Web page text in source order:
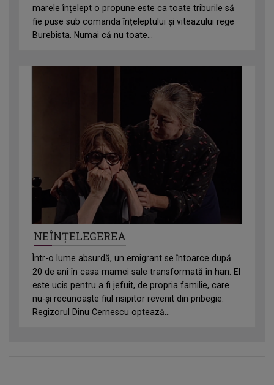
marele înțelept o propune este ca toate triburile să
fie puse sub comanda înțeleptului și viteazului rege
Burebista. Numai că nu toate...
NEÎNȚELEGEREA
Într-o lume absurdă, un emigrant se întoarce după
20 de ani în casa mamei sale transformată în han. El
este ucis pentru a fi jefuit, de propria familie, care
nu-și recunoaște fiul risipitor revenit din pribegie.
Regizorul Dinu Cernescu optează...